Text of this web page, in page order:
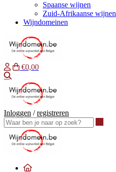
Spaanse wijnen
Zuid-Afrikaanse wijnen
Wijndomeinen
€0,00
Inloggen /registreren